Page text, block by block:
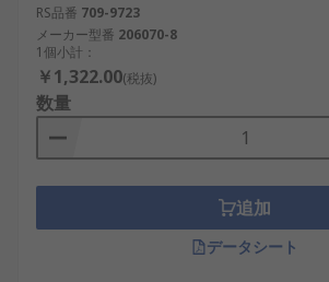
RS品番 709-9723
メーカー型番 206070-8
1個小計：
￥1,322.00(税抜)
数量
追加
データシート